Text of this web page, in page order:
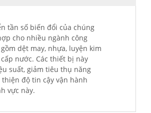
tần số biến đổi của chúng
cho nhiều ngành công
dệt may, nhựa, luyện kim
nước. Các thiết bị này
suất, giảm tiêu thụ năng
thiện độ tin cậy vận hành
vực này.